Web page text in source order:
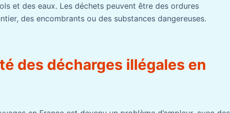
et des eaux. Les déchets peuvent être des ordures
des encombrants ou des substances dangereuses.
des décharges illégales en